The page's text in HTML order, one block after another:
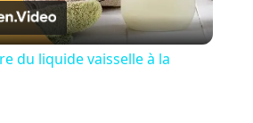
l
du liquide vaisselle à la